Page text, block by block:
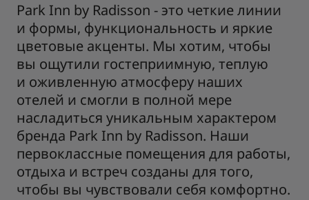
Park Inn by Radisson - это четкие линии
и формы, функциональность и яркие
цветовые акценты. Мы хотим, чтобы
вы ощутили гостеприимную, теплую
и оживленную атмосферу наших
отелей и смогли в полной мере
насладиться уникальным характером
бренда Park Inn by Radisson. Наши
первоклассные помещения для работы,
отдыха и встреч созданы для того,
чтобы вы чувствовали себя комфортно.